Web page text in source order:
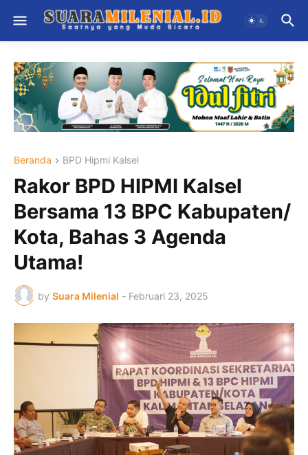
Beranda BPD Hipmi Kalsel
Rakor BPD HIPMI Kalsel
Bersama 13 BPC Kabupaten/
Kota, Bahas 3 Agenda
Utama!
by Suara Milenial - Februari 23, 2025